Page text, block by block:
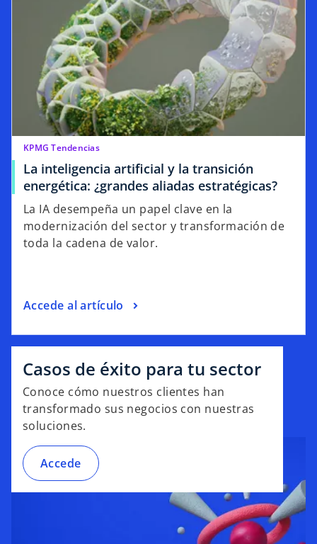
KPMG Tendencias
La inteligencia artificial y la transición
energética: ¿grandes aliadas estratégicas?
La IA desempeña un papel clave en la
modernización del sector y transformación de
toda la cadena de valor.
Accede al artículo
Casos de éxito para tu sector
Conoce cómo nuestros clientes han
transformado sus negocios con nuestras
soluciones.
Accede